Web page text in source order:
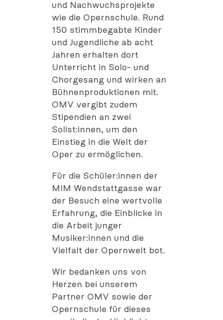
und Nachwuchsprojekte
wie die Opernschule. Rund
150 stimmbegabte Kinder
und Jugendliche ab acht
Jahren erhalten dort
Unterricht in Solo- und
Chorgesang und wirken an
Bühnenproduktionen mit.
OMV vergibt zudem
Stipendien an zwei
Solist:innen, um den
Einstieg in die Welt der
Oper zu ermöglichen.
Für die Schüler:innen der
MIM Wendstattgasse war
der Besuch eine wertvolle
Erfahrung, die Einblicke in
die Arbeit junger
Musiker:innen und die
Vielfalt der Opernwelt bot.
Wir bedanken uns von
Herzen bei unserem
Partner OMV sowie der
Opernschule für dieses